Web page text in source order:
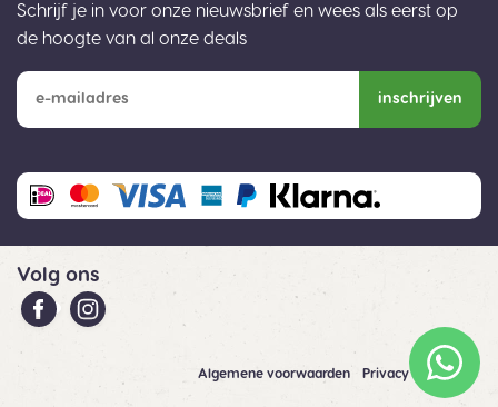
Schrijf je in voor onze nieuwsbrief en wees als eerst op
de hoogte van al onze deals
inschrijven
Volg ons
Algemene voorwaarden Privacy Cookies